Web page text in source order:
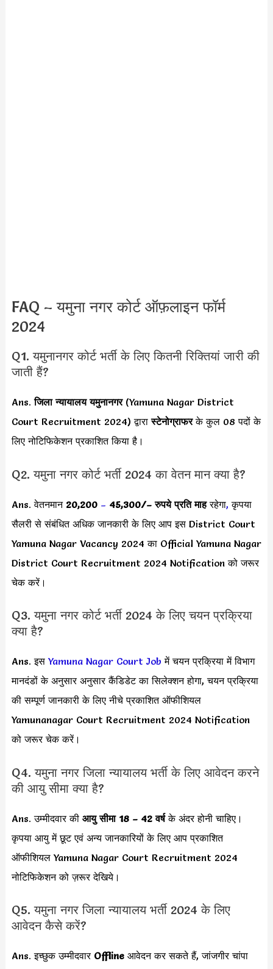
FAQ – यमुना नगर कोर्ट ऑफ़लाइन फॉर्म
2024
Q1. यमुनानगर कोर्ट भर्ती के लिए कितनी रिक्तियां जारी की
जाती हैं?
Ans.जिला न्यायालय यमुनानगर(Yamuna Nagar District
Court Recruitment 2024) द्वारास्टेनोग्राफरके कुल 08 पदों के
लिए नोटिफिकेशन प्रकाशित किया है।
Q2. यमुना नगर कोर्ट भर्ती 2024 का वेतन मान क्या है?
Ans. वेतनमान 20,200 – 45,300/– रुपये प्रति माहरहेगा, कृपया
सैलरी से संबंधित अधिक जानकारी के लिए आप इस District Court
Yamuna Nagar Vacancy 2024 का Official Yamuna Nagar
District Court Recruitment 2024 Notification को जरूर
चेक करें।
Q3. यमुना नगर कोर्ट भर्ती 2024 के लिए चयन प्रक्रिया
क्या है?
Ans. इस Yamuna Nagar Court Job में चयन प्रक्रिया में विभाग
मानदंडों के अनुसार अनुसार कैंडिडेट का सिलेक्शन होगा, चयन प्रक्रिया
की सम्पूर्ण जानकारी के लिए नीचे प्रकाशित ऑफीशियल
Yamunanagar Court Recruitment 2024 Notification
को जरूर चेक करें।
Q4. यमुना नगर जिला न्यायालय भर्ती के लिए आवेदन करने
की आयु सीमा क्या है?
Ans. उम्मीदवार की आयु सीमा 18 – 42 वर्षके अंदर होनी चाहिए।
कृपया आयु में छूट एवं अन्य जानकारियों के लिए आप प्रकाशित
ऑफीशियल Yamuna Nagar Court Recruitment 2024
नोटिफिकेशन को ज़रूर देखिये।
Q5. यमुना नगर जिला न्यायालय भर्ती 2024 के लिए
आवेदन कैसे करें?
Ans. इच्छुक उम्मीदवार Offline आवेदन कर सकते हैं, जांजगीर चांपा